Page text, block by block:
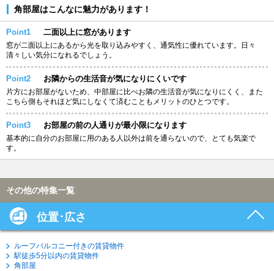
角部屋はこんなに魅力があります！
Point1 二面以上に窓があります
窓が二面以上にあるから光を取り込みやすく、通気性に優れています。日々
清々しい気分になれるでしょう。
Point2 お隣からの生活音が気になりにくいです
片方にお部屋がないため、中部屋に比べお隣の生活音が気になりにくく、また
こちら側もそれほど気にしなくて済むこともメリットのひとつです。
Point3 お部屋の前の人通りが最小限になります
基本的に自分のお部屋に用のある人以外は前を通らないので、とても気楽で
す。
その他の特集一覧
位置･広さ
ルーフバルコニー付きの賃貸物件
駅徒歩5分以内の賃貸物件
角部屋